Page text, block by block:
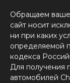
Обращаем ваше
сайт носит
ни при каких
определяемой
кодекса
Для получения
автомобилей